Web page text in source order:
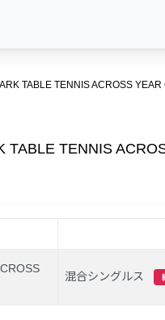
TABLE TENNIS ACROSS
TABLE TENNIS
混合シングルス